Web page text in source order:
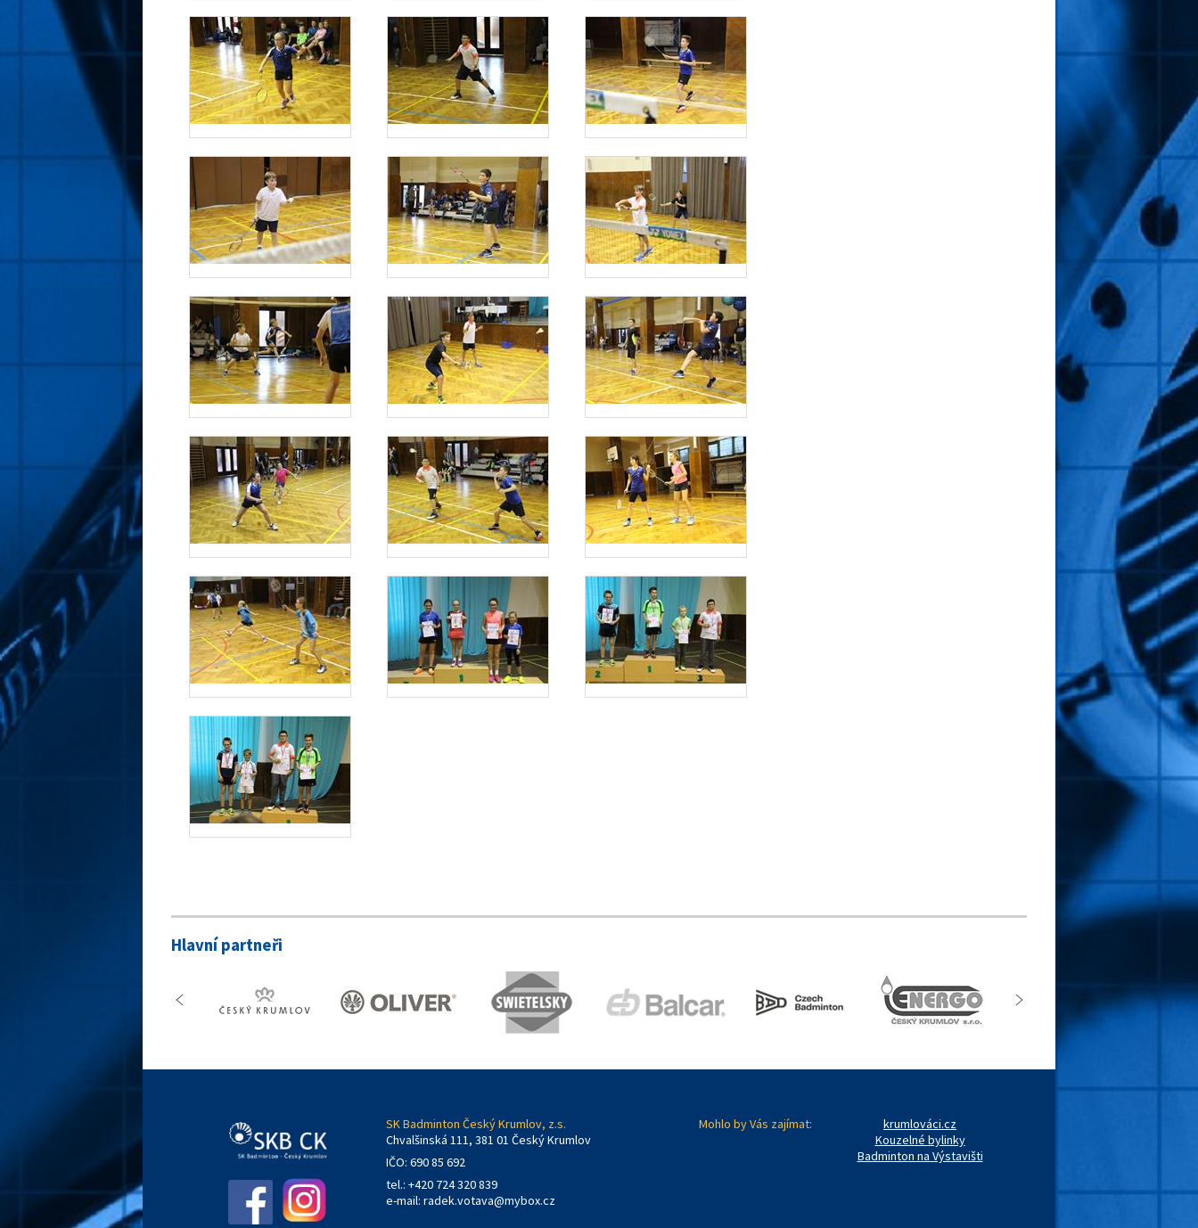
Hlavní partneři
SK Badminton Český Krumlov, z.s.
Chvalšinská 111, 381 01 Český Krumlov
IČO: 690 85 692
tel.: +420 724 320 839
e-mail: radek.votava@mybox.cz
Mohlo by Vás zajímat:
krumlováci.cz
Kouzelné bylinky
Badminton na Výstavišti